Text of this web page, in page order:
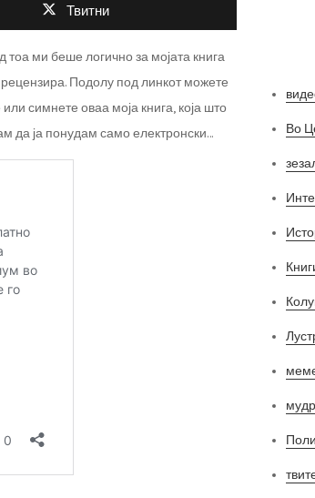
Твитни
ми беше логично за мојата книга
Подолу под линкот можете
симнете оваа моја книга, која што
да ја понудам само електронски…
Во